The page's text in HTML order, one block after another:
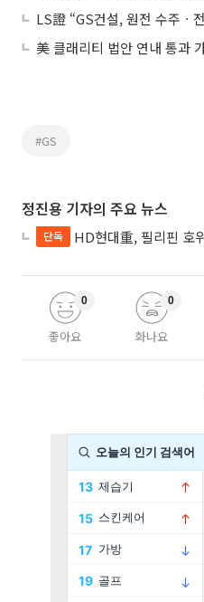
#GS
정진용 기자의 주요 뉴스
단독 HD현대重, 필리핀 호위함 후속
좋아요
0
화나요
0